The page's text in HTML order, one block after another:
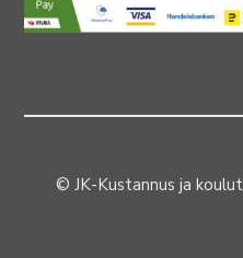
© JK-Kustannus ja